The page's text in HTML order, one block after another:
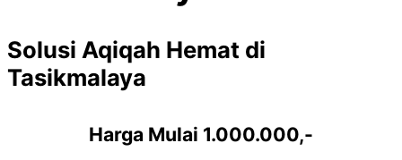
Solusi Aqiqah Hemat di
Tasikmalaya
Harga Mulai 1.000.000,-